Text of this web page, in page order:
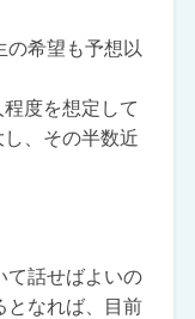
希望も予想以
度を想定して
、その半数近
話せばよいの
となれば、目前